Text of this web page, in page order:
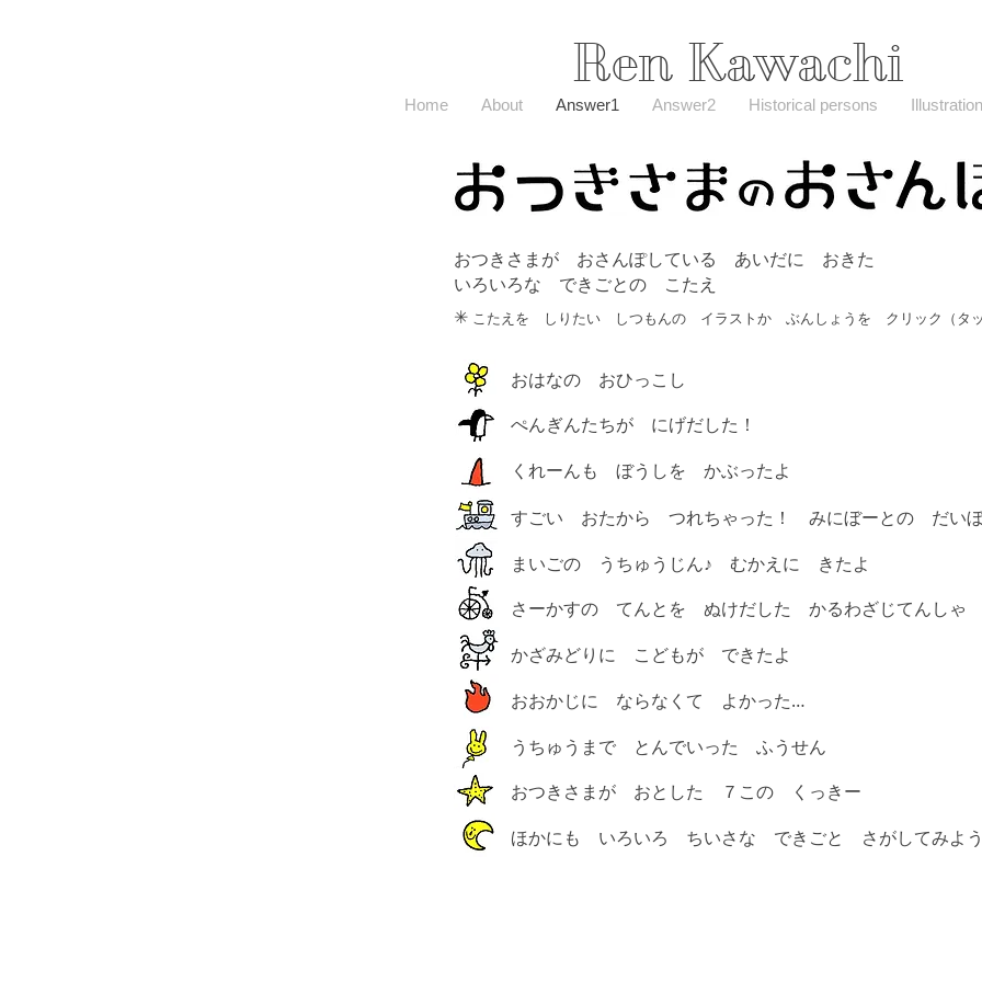
Ren Kawachi
Home About Answer1 Answer2 Historical persons Illustration
おつきさまが おさんぽしている あいだに おきた
​いろいろな できごとの こたえ
​✳︎ こたえを しりたい しつもんの イラストか ぶんしょうを クリック（タッ
おはなの おひっこし
ぺんぎんたちが にげだした！
くれーんも ぼうしを かぶったよ
すごい おたから つれちゃった！ みにぼーとの だい
まいごの うちゅうじん♪ むかえに きたよ
​さーかすの てんとを ぬけだした かるわざじてんしゃ
かざみどりに こどもが できたよ
おおかじに ならなくて よかった…
うちゅうまで とんでいった ふうせん
おつきさまが おとした ７この くっきー
ほかにも いろいろ ちいさな できごと さがしてみよう